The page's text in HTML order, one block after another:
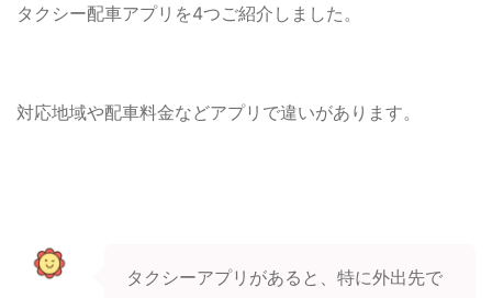
タクシー配車アプリを4つご紹介しました。
対応地域や配車料金などアプリで違いがあります。
タクシーアプリがあると、特に外出先で